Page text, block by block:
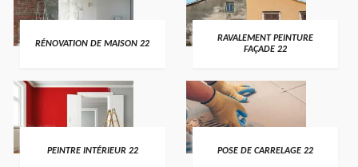
RÉNOVATION DE MAISON 22
RAVALEMENT PEINTURE
FAÇADE 22
PEINTRE INTÉRIEUR 22 POSE DE CARRELAGE 22